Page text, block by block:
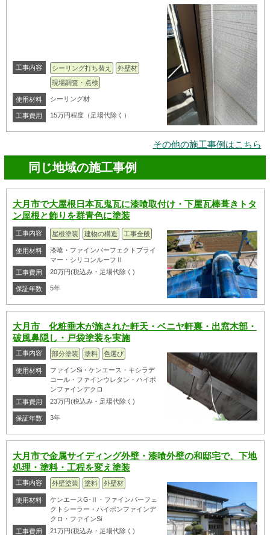
工事内容 シーリング打ち替え
外壁材
現場調査・点検
使用材料 シーリング材
工事費用 15万円程度（足場代除く）
その他の施工事例はこちら
同じ地域の施工事例
大月市で大屋根日本瓦鬼瓦に漆喰取付け・下屋瓦棒葺きトタ
ン屋根と飾りを群青色に塗装
工事内容 屋根塗装 建物の構造 工事全般
使用材料
漆喰・ファインパーフェクトプライ
マー・シリコンルーフⅡ
工事費用
20万円(税込み・足場代除く)
保証年数 5年
大月市 化粧垂木が施された軒天・ベニヤ軒裏・出窓木部・
破風鼻隠し・戸袋塗装を実施
工事内容 部分塗装 塗料 色選び
使用材料
ファインSi・ケンエース・キシラデ
コール・ファインウレタン・ハイポ
ンファインデクロ
工事費用
23万円(税込み・足場代除く)
保証年数 3年
大月市で金属サイディング外壁・漆喰外壁の和邸宅で、下地
処理・塗料・工程を変え塗装
工事内容 外壁塗装 塗料 外壁材
使用材料
ケンエースG-Ⅱ・ファインパーフェ
クトシーラー・ハイポンファインデ
クロ・ファインSi
工事費用
21万円(税込み・足場代除く)